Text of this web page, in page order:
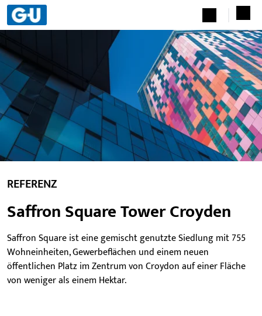
REFERENZ
Saffron Square Tower Croyden
Saffron Square ist eine gemischt genutzte Siedlung mit 755
Wohneinheiten, Gewerbeflächen und einem neuen
öffentlichen Platz im Zentrum von Croydon auf einer Fläche
von weniger als einem Hektar.